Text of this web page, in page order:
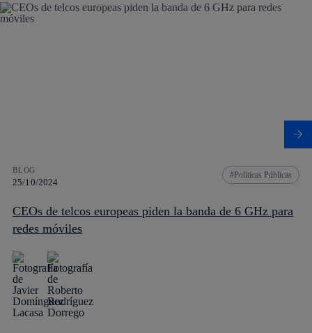
BLOG
25/10/2024
Políticas Públicas
CEOs de telcos europeas piden la banda de 6 GHz para
redes móviles